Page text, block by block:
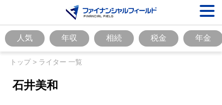
人気 年収 相続 税金 年金
トップ> ライター 一覧
石井美和